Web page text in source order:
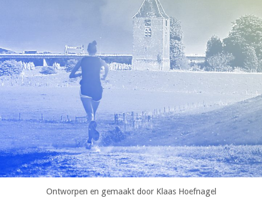
Ontworpen en gemaakt door Klaas Hoefnagel